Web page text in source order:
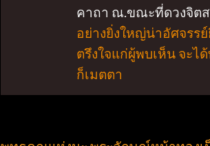
คาถา ณ.ขณะที่ดวงจิต
อย่างยิ่งใหญ่น่าอัศจรร
ตรึงใจแก่ผู้พบเห็น จะไ
ก็เมตตา